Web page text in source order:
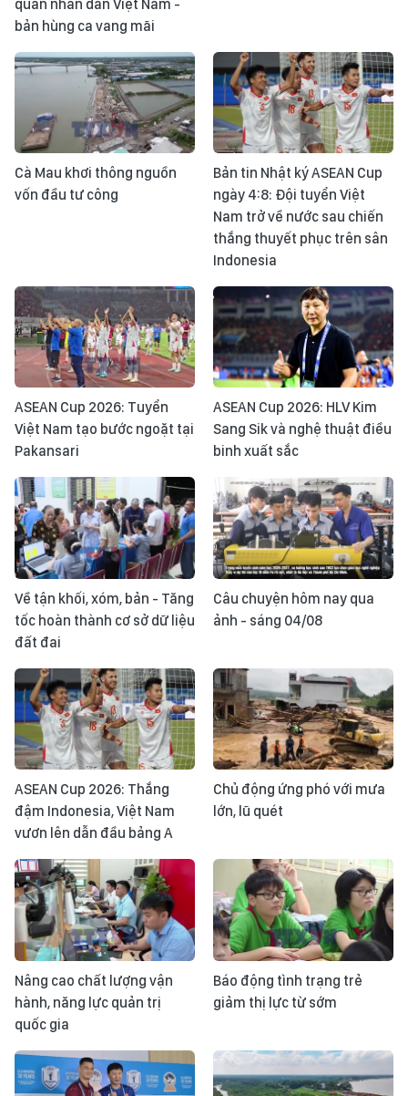
quân nhân dân Việt Nam -
bản hùng ca vang mãi
Cà Mau khơi thông nguồn
vốn đầu tư công
Bản tin Nhật ký ASEAN Cup
ngày 4:8: Đội tuyển Việt
Nam trở về nước sau chiến
thắng thuyết phục trên sân
Indonesia
ASEAN Cup 2026: Tuyển
Việt Nam tạo bước ngoặt tại
Pakansari
ASEAN Cup 2026: HLV Kim
Sang Sik và nghệ thuật điều
binh xuất sắc
Về tận khối, xóm, bản - Tăng
tốc hoàn thành cơ sở dữ liệu
đất đai
Câu chuyện hôm nay qua
ảnh - sáng 04/08
ASEAN Cup 2026: Thắng
đậm Indonesia, Việt Nam
vươn lên dẫn đầu bảng A
Chủ động ứng phó với mưa
lớn, lũ quét
Nâng cao chất lượng vận
hành, năng lực quản trị
quốc gia
Báo động tình trạng trẻ
giảm thị lực từ sớm